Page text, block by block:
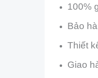
100%
Bảo
Thiết
Giao